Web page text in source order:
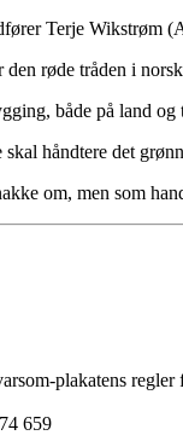
Terje Wikstrøm
røde tråden i
både på land og
håndtere det
om, men som
plakatens
659